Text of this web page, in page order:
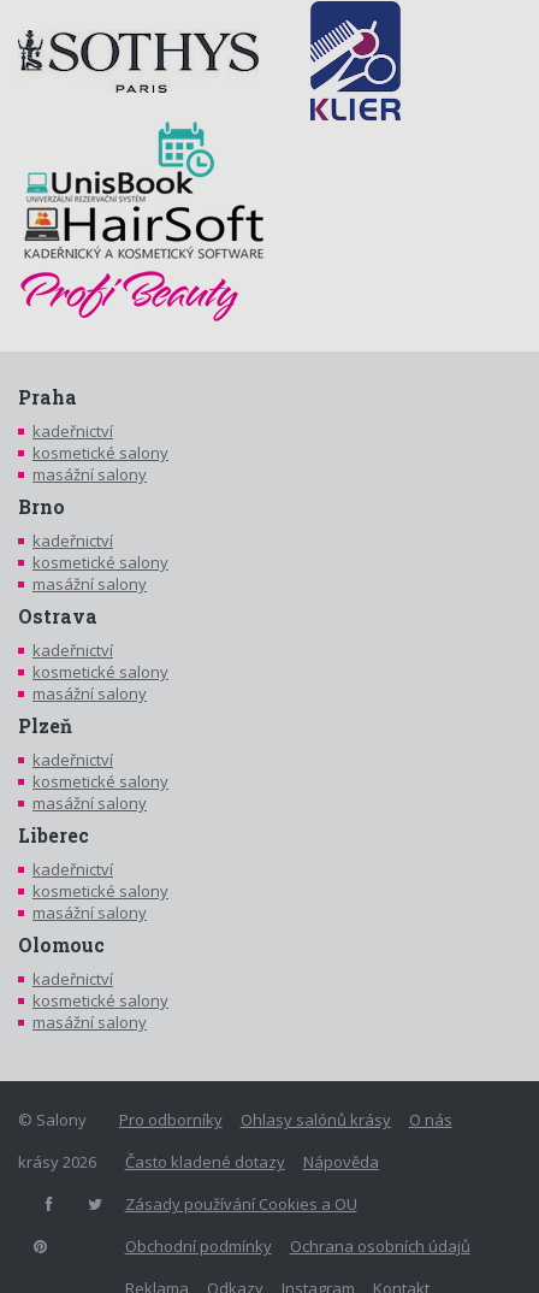
Praha
kadeřnictví
kosmetické salony
masážní salony
Brno
kadeřnictví
kosmetické salony
masážní salony
Ostrava
kadeřnictví
kosmetické salony
masážní salony
Plzeň
kadeřnictví
kosmetické salony
masážní salony
Liberec
kadeřnictví
kosmetické salony
masážní salony
Olomouc
kadeřnictví
kosmetické salony
masážní salony
Pro odborníky Ohlasy salónů krásy
O nás
Často kladené dotazy
Nápověda
Zásady používání Cookies a OU
Obchodní podmínky
Ochrana osobních údajů
Reklama
Odkazy Instagram Kontakt
© Salony
krásy 2026